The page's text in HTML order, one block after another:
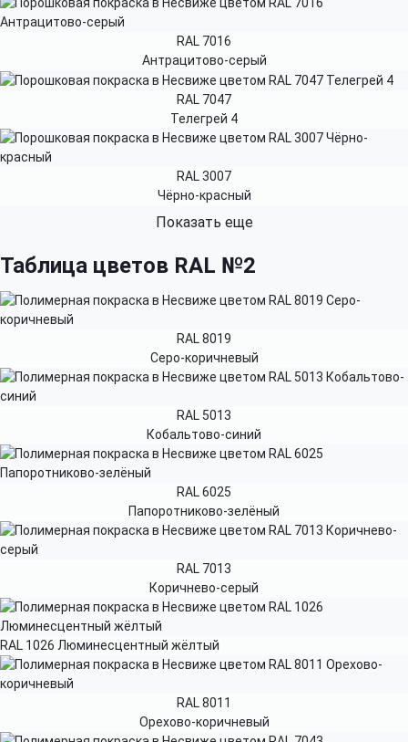
RAL 7016
Антрацитово-серый
RAL 7047
Телегрей 4
RAL 3007
Чёрно-красный
Показать еще
Таблица цветов RAL №2
RAL 8019
Серо-коричневый
RAL 5013
Кобальтово-синий
RAL 6025
Папоротниково-зелёный
RAL 7013
Коричнево-серый
RAL 1026 Люминесцентный жёлтый
RAL 8011
Орехово-коричневый